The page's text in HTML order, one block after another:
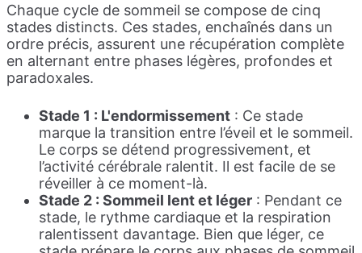
Chaque cycle de sommeil se compose de cinq
stades distincts. Ces stades, enchaînés dans un
ordre précis, assurent une récupération complète
en alternant entre phases légères, profondes et
paradoxales.
Stade 1 : L'endormissement : Ce stade
marque la transition entre l’éveil et le sommeil.
Le corps se détend progressivement, et
l’activité cérébrale ralentit. Il est facile de se
réveiller à ce moment-là.
Stade 2 : Sommeil lent et léger : Pendant ce
stade, le rythme cardiaque et la respiration
ralentissent davantage. Bien que léger, ce